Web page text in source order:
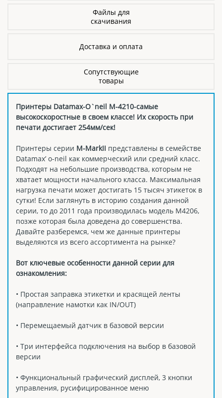
Файлы для
скачивания
Доставка и оплата
Сопутствующие
товары
Принтеры Datamax-O`neil M-4210-самые
высокоскоростные в своем классе! Их скорость при
печати достигает 254мм/сек!
Принтеры серии M-MarkII представлены в семействе
Datamax’ o-neil как коммерческий или средний класс.
Подходят на небольшие производства, которым не
хватает мощности начального класса. Максимальная
нагрузка печати может достигать 15 тысяч этикеток в
сутки! Если заглянуть в историю создания данной
серии, то до 2011 года производилась модель М4206,
позже которая была доведена до совершенства.
Давайте разберемся, чем же данные принтеры
выделяются из всего ассортимента на рынке?
Вот ключевые особенности данной серии для
ознакомления:
• Простая заправка этикетки и красящей ленты
(направление намотки как IN/OUT)
• Перемещаемый датчик в базовой версии
• Три интерфейса подключения на выбор в базовой
версии
• Функциональный графический дисплей, 3 кнопки
управления, русифицированное меню